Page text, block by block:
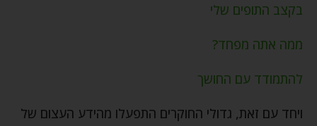
בקצב התופים שלי
ממה אתה מפחד?
להתמודד עם החושך
ויחד עם זאת, גדולי החוקרים התפעלו מהידע העצום של